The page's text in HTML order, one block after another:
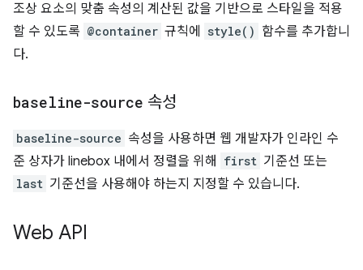
조상 요소의 맞춤 속성의 계산된 값을 기반으로 스타일을 적용
할 수 있도록 @container 규칙에 style() 함수를 추가합니
다.
baseline-source 속성
baseline-source 속성을 사용하면 웹 개발자가 인라인 수
준 상자가 linebox 내에서 정렬을 위해
first 기준선 또는
last 기준선을 사용해야 하는지 지정할 수 있습니다.
Web API